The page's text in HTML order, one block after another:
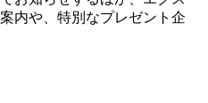
内や、特別なプレゼント企